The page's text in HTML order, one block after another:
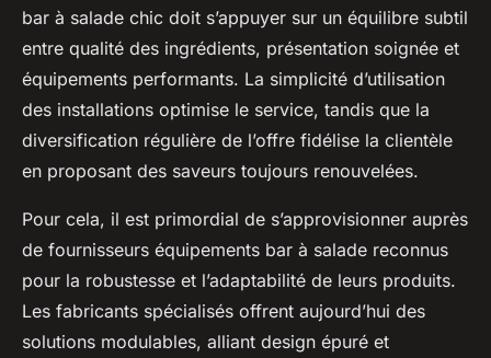
bar à salade chic doit s’appuyer sur un équilibre subtil
entre qualité des ingrédients, présentation soignée et
équipements performants. La simplicité d’utilisation
des installations optimise le service, tandis que la
diversification régulière de l’offre fidélise la clientèle
en proposant des saveurs toujours renouvelées.
Pour cela, il est primordial de s’approvisionner auprès
de fournisseurs équipements bar à salade reconnus
pour la robustesse et l’adaptabilité de leurs produits.
Les fabricants spécialisés offrent aujourd’hui des
solutions modulables, alliant design épuré et